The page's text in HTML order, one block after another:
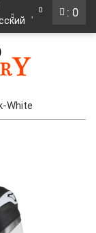
: 0
0
White